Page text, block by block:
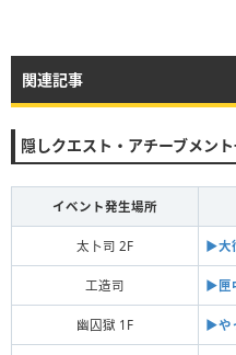
関連記事
隠しクエスト・アチーブメン
イベント発生場所
太卜司 2F ▶︎大
工造司 ▶︎匣
幽囚獄 1F ▶︎や